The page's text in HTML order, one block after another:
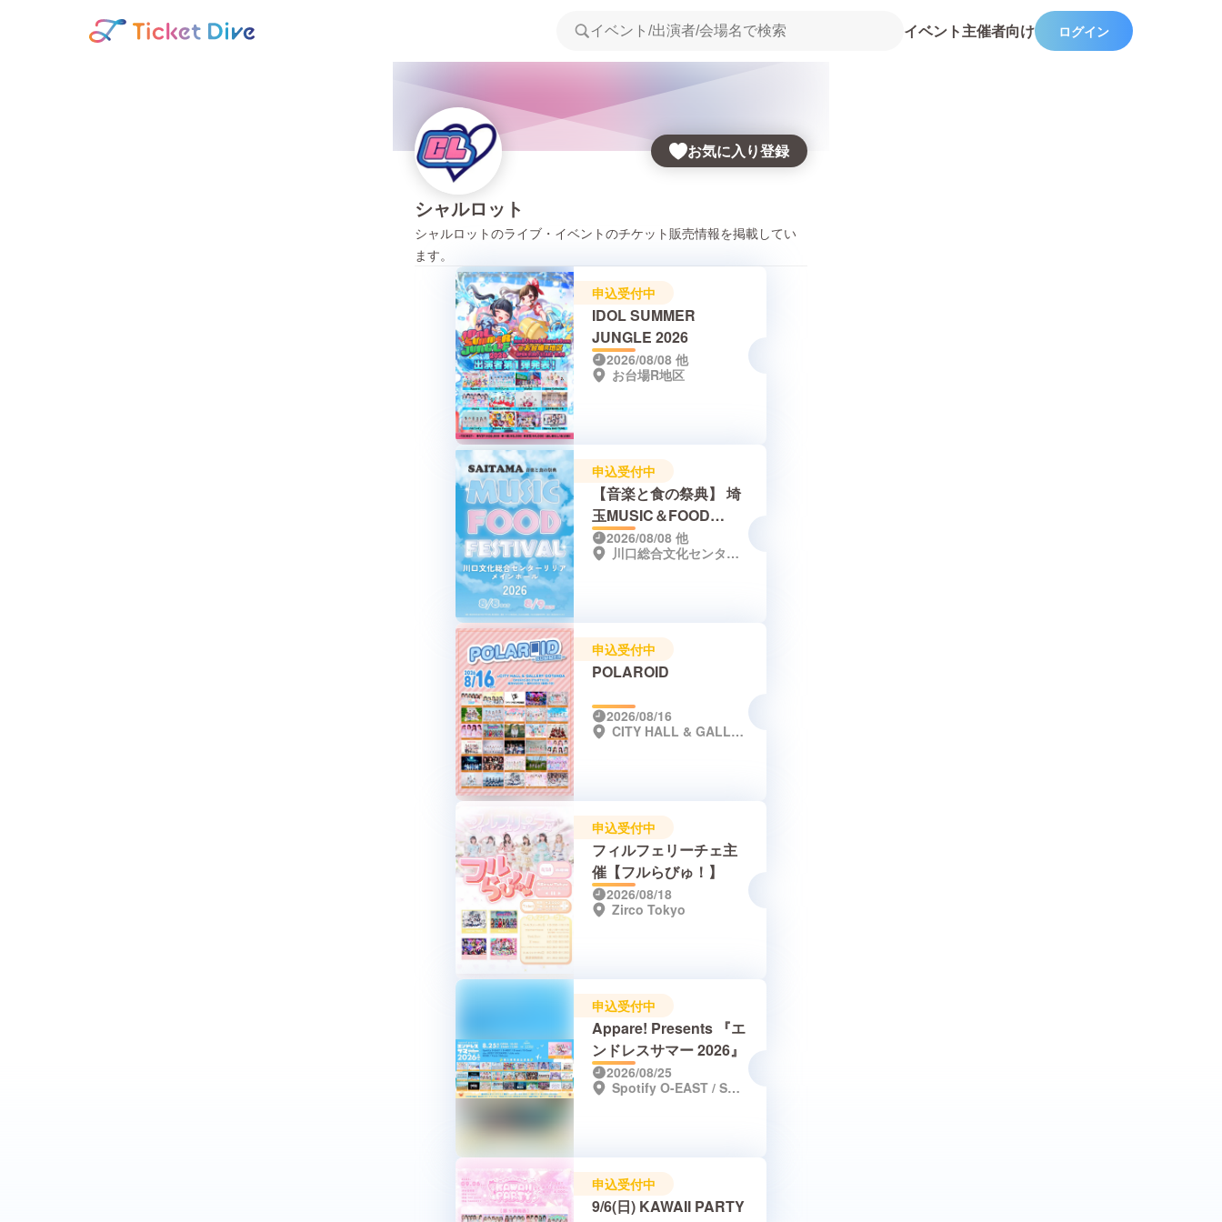
イベント主催者向け ログイン
お気に入り登録
シャルロット
シャルロットのライブ・イベントのチケット販売情報を掲載してい
ます。
申込受付中
IDOL SUMMER
JUNGLE 2026
2026/08/08 他
お台場R地区
申込受付中
【音楽と食の祭典】 埼
玉MUSIC＆FOOD
FESTIVAL
2026/08/08 他
川口総合文化センターリリア・フカガワみらいホール（メインホール）
申込受付中
POLAROID
2026/08/16
CITY HALL & GALLERY GOTANDA
申込受付中
フィルフェリーチェ主
催【フルらびゅ！】
2026/08/18
Zirco Tokyo
申込受付中
Appare! Presents 『エ
ンドレスサマー 2026』
2026/08/25
Spotify O-EAST / Spotify O-WEST / Spotify O-nest / Spotify O-Crest / duo MUSIC EXCHANGE / clubasia / WOMB / Veats Shibuya
申込受付中
9/6(日) KAWAII PARTY